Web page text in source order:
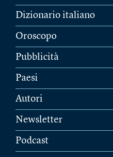
Dizionario italiano
Oroscopo
Pubblicità
Paesi
Autori
Newsletter
Podcast